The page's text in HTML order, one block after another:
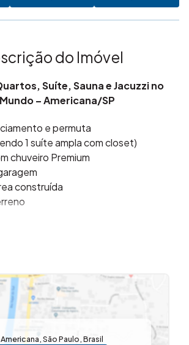
do Imóvel
Suíte, Sauna e Jacuzzi no
– Americana/SP
e permuta
1 suíte ampla com closet)
chuveiro Premium
construída
Sauna e Jacuzzi
churrasqueira e mesa de
e acabamento em gesso
com fogão de indução e torre
o valor pode sofrer alteração,
Americana,São Paulo,Brasil